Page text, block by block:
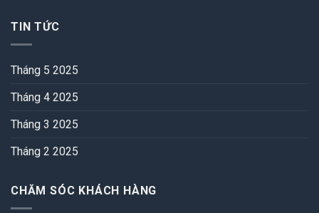
TIN TỨC
Tháng 5 2025
Tháng 4 2025
Tháng 3 2025
Tháng 2 2025
CHĂM SÓC KHÁCH HÀNG